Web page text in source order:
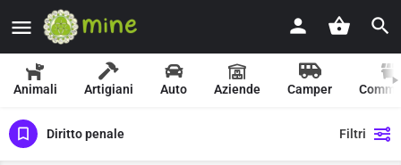
Animali Artigiani Auto Aziende Camper
Diritto penale Filtri